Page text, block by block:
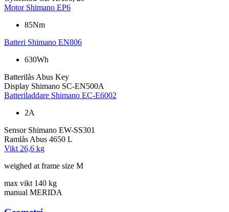
Motor Shimano EP6
85Nm
Batteri Shimano EN806
630Wh
Batterilås Abus Key
Display Shimano SC-EN500A
Batteriladdare Shimano EC-E6002
2A
Sensor Shimano EW-SS301
Ramlås Abus 4650 L
Vikt 26,6 kg
weighed at frame size M
max vikt 140 kg
manual MERIDA